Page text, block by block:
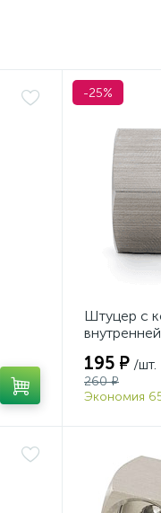
-25%
Штуцер с
195 ₽ /шт.
260 ₽
Экономия